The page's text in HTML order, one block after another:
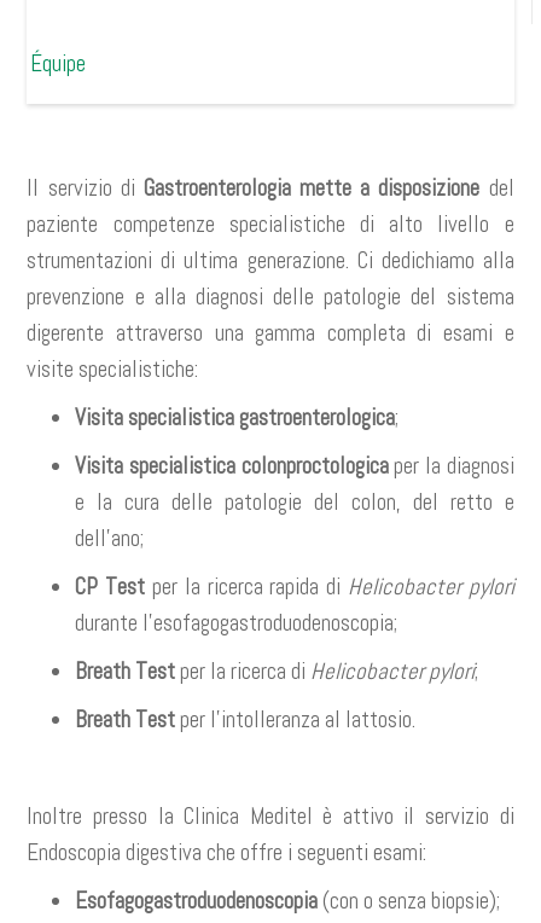
Équipe
Il servizio di Gastroenterologiamette a disposizione del
paziente competenze specialistiche di alto livello e
strumentazioni di ultima generazione. Ci dedichiamo alla
prevenzione e alla diagnosi delle patologie del sistema
digerente attraverso una gamma completa di esami e
visite specialistiche:
Visita specialistica gastroenterologica;
Visita specialistica colonproctologicaper la diagnosi
e la cura delle patologie del colon, del retto e
dell’ano;
CP Test per la ricerca rapida di Helicobacter pylori
durante l’esofagogastroduodenoscopia;
Breath Testper la ricerca di Helicobacter pylori;
Breath Testper l’intolleranza al lattosio.
Inoltre presso la Clinica Meditel è attivo il servizio di
Endoscopia digestiva che offre i seguenti esami:
Esofagogastroduodenoscopia (con o senza biopsie);